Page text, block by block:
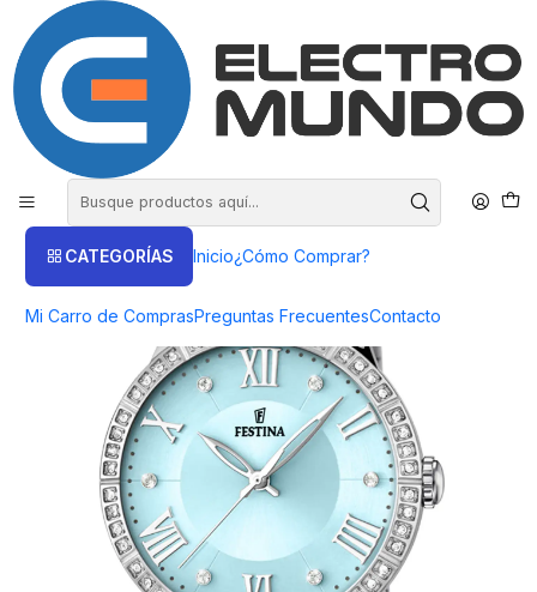
CATEGORÍAS Inicio¿Cómo Comprar?
Mi Carro de ComprasPreguntas FrecuentesContacto
COMPRA HASTA EN 3 CUOTAS SIN INTERES
Inicio Productos FESTINA Reloj Festina Plateado Mujer Bliss